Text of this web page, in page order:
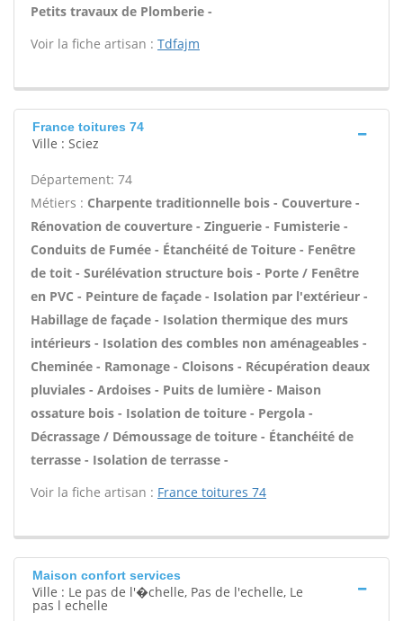
Petits travaux de Plomberie -
Voir la fiche artisan : Tdfajm
France toitures 74
Ville : Sciez
Département: 74
Métiers : Charpente traditionnelle bois - Couverture -
Rénovation de couverture - Zinguerie - Fumisterie -
Conduits de Fumée - Étanchéité de Toiture - Fenêtre
de toit - Surélévation structure bois - Porte / Fenêtre
en PVC - Peinture de façade - Isolation par l'extérieur -
Habillage de façade - Isolation thermique des murs
intérieurs - Isolation des combles non aménageables -
Cheminée - Ramonage - Cloisons - Récupération deaux
pluviales - Ardoises - Puits de lumière - Maison
ossature bois - Isolation de toiture - Pergola -
Décrassage / Démoussage de toiture - Étanchéité de
terrasse - Isolation de terrasse -
Voir la fiche artisan : France toitures 74
Maison confort services
Ville : Le pas de l'�chelle, Pas de l'echelle, Le
pas l echelle